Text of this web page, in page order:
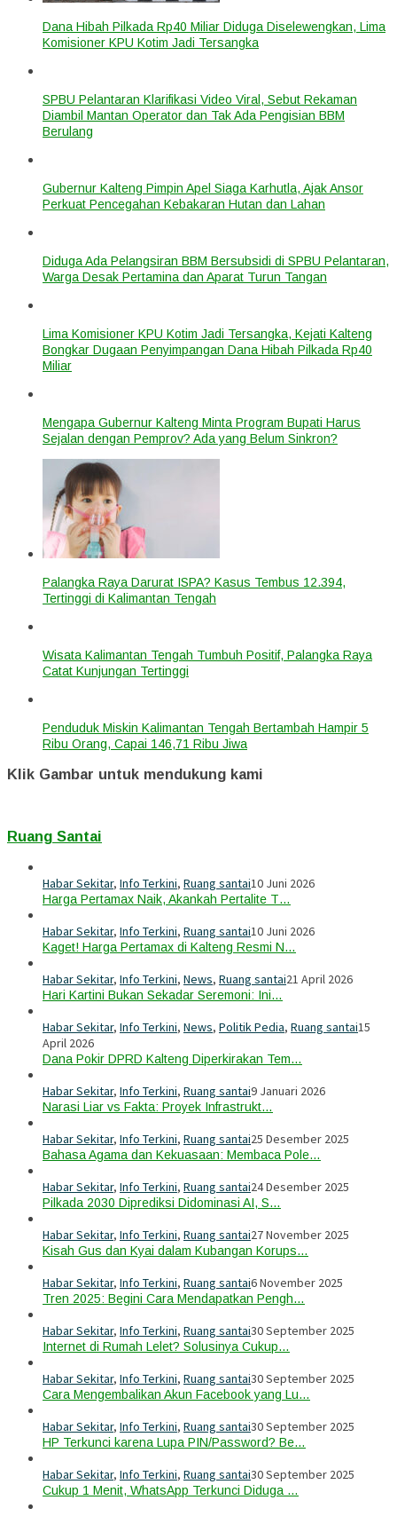
Dana Hibah Pilkada Rp40 Miliar Diduga Diselewengkan, Lima
Komisioner KPU Kotim Jadi Tersangka
SPBU Pelantaran Klarifikasi Video Viral, Sebut Rekaman
Diambil Mantan Operator dan Tak Ada Pengisian BBM
Berulang
Gubernur Kalteng Pimpin Apel Siaga Karhutla, Ajak Ansor
Perkuat Pencegahan Kebakaran Hutan dan Lahan
Diduga Ada Pelangsiran BBM Bersubsidi di SPBU Pelantaran,
Warga Desak Pertamina dan Aparat Turun Tangan
Lima Komisioner KPU Kotim Jadi Tersangka, Kejati Kalteng
Bongkar Dugaan Penyimpangan Dana Hibah Pilkada Rp40
Miliar
Mengapa Gubernur Kalteng Minta Program Bupati Harus
Sejalan dengan Pemprov? Ada yang Belum Sinkron?
Palangka Raya Darurat ISPA? Kasus Tembus 12.394,
Tertinggi di Kalimantan Tengah
Wisata Kalimantan Tengah Tumbuh Positif, Palangka Raya
Catat Kunjungan Tertinggi
Penduduk Miskin Kalimantan Tengah Bertambah Hampir 5
Ribu Orang, Capai 146,71 Ribu Jiwa
Klik Gambar untuk mendukung kami
Ruang Santai
Habar Sekitar, Info Terkini, Ruang santai10 Juni 2026
Harga Pertamax Naik, Akankah Pertalite T…
Habar Sekitar, Info Terkini, Ruang santai10 Juni 2026
Kaget! Harga Pertamax di Kalteng Resmi N…
Habar Sekitar, Info Terkini, News, Ruang santai21 April 2026
Hari Kartini Bukan Sekadar Seremoni: Ini…
Habar Sekitar, Info Terkini, News, Politik Pedia, Ruang santai15
April 2026
Dana Pokir DPRD Kalteng Diperkirakan Tem…
Habar Sekitar, Info Terkini, Ruang santai9 Januari 2026
Narasi Liar vs Fakta: Proyek Infrastrukt…
Habar Sekitar, Info Terkini, Ruang santai25 Desember 2025
Bahasa Agama dan Kekuasaan: Membaca Pole…
Habar Sekitar, Info Terkini, Ruang santai24 Desember 2025
Pilkada 2030 Diprediksi Didominasi AI, S…
Habar Sekitar, Info Terkini, Ruang santai27 November 2025
Kisah Gus dan Kyai dalam Kubangan Korups…
Habar Sekitar, Info Terkini, Ruang santai6 November 2025
Tren 2025: Begini Cara Mendapatkan Pengh…
Habar Sekitar, Info Terkini, Ruang santai30 September 2025
Internet di Rumah Lelet? Solusinya Cukup…
Habar Sekitar, Info Terkini, Ruang santai30 September 2025
Cara Mengembalikan Akun Facebook yang Lu…
Habar Sekitar, Info Terkini, Ruang santai30 September 2025
HP Terkunci karena Lupa PIN/Password? Be…
Habar Sekitar, Info Terkini, Ruang santai30 September 2025
Cukup 1 Menit, WhatsApp Terkunci Diduga …